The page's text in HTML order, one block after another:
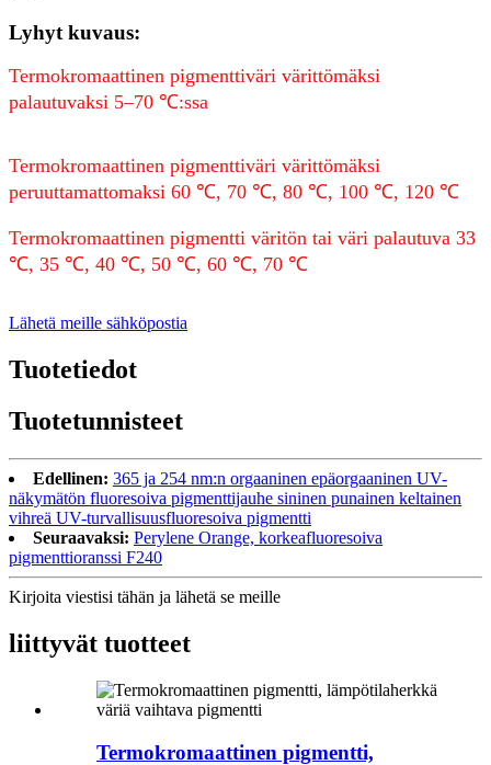
Lyhyt kuvaus:
Termokromaattinen pigmenttiväri värittömäksi
palautuvaksi 5–70 ℃:ssa
Termokromaattinen pigmenttiväri värittömäksi
peruuttamattomaksi 60 ℃, 70 ℃, 80 ℃, 100 ℃, 120 ℃
Termokromaattinen pigmentti väritön tai väri palautuva 33
℃, 35 ℃, 40 ℃, 50 ℃, 60 ℃, 70 ℃
Lähetä meille sähköpostia
Tuotetiedot
Tuotetunnisteet
Edellinen: 365 ja 254 nm:n orgaaninen epäorgaaninen UV-
näkymätön fluoresoiva pigmenttijauhe sininen punainen keltainen
vihreä UV-turvallisuusfluoresoiva pigmentti
Seuraavaksi: Perylene Orange, korkeafluoresoiva
pigmenttioranssi F240
Kirjoita viestisi tähän ja lähetä se meille
liittyvät tuotteet
Termokromaattinen pigmentti,